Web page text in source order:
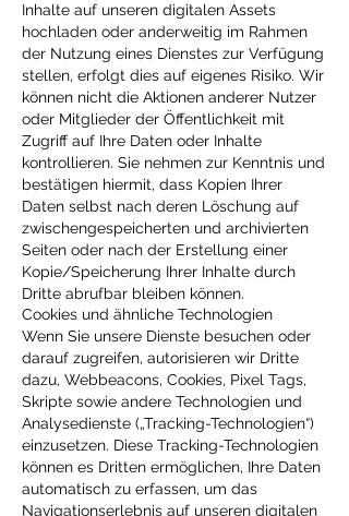
Inhalte auf unseren digitalen Assets
hochladen oder anderweitig im Rahmen
der Nutzung eines Dienstes zur Verfügung
stellen, erfolgt dies auf eigenes Risiko. Wir
können nicht die Aktionen anderer Nutzer
oder Mitglieder der Öffentlichkeit mit
Zugriff auf Ihre Daten oder Inhalte
kontrollieren. Sie nehmen zur Kenntnis und
bestätigen hiermit, dass Kopien Ihrer
Daten selbst nach deren Löschung auf
zwischengespeicherten und archivierten
Seiten oder nach der Erstellung einer
Kopie/Speicherung Ihrer Inhalte durch
Dritte abrufbar bleiben können.
Cookies und ähnliche Technologien
Wenn Sie unsere Dienste besuchen oder
darauf zugreifen, autorisieren wir Dritte
dazu, Webbeacons, Cookies, Pixel Tags,
Skripte sowie andere Technologien und
Analysedienste („Tracking-Technologien“)
einzusetzen. Diese Tracking-Technologien
können es Dritten ermöglichen, Ihre Daten
automatisch zu erfassen, um das
Navigationserlebnis auf unseren digitalen